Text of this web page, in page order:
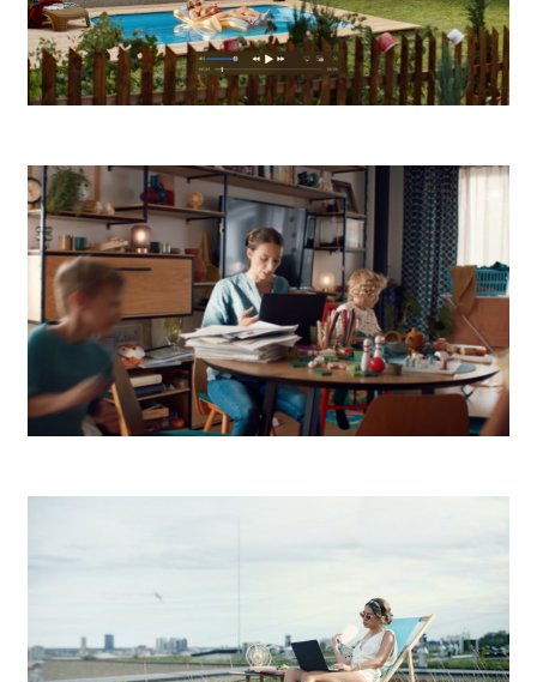
Tondach
Up Déjeuner Dovolenka